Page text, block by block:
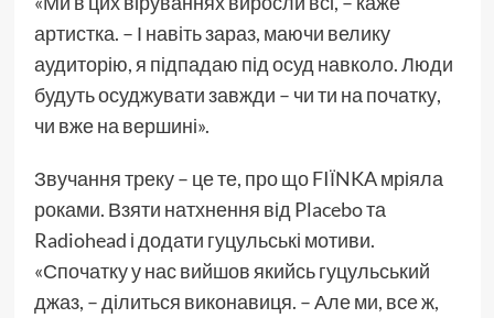
артистка. – І навіть зараз, маючи велику
аудиторію, я підпадаю під осуд навколо. Люди
будуть осуджувати завжди – чи ти на початку,
чи вже на вершині».
Звучання треку – це те, про що FIЇNKA мріяла
роками. Взяти натхнення від Placebo та
Radiohead і додати гуцульські мотиви.
«Спочатку у нас вийшов якийсь гуцульський
джаз, – ділиться виконавиця. – Але ми, все ж,